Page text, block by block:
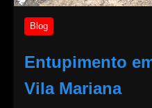
Blog
Entupimento
Vila Mariana